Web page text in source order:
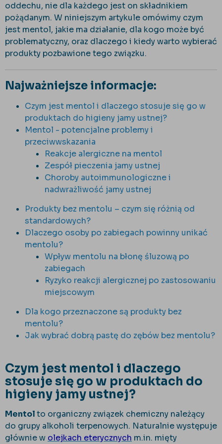
oddechu, nie dla każdego jest on składnikiem
pożądanym. W niniejszym artykule omówimy czym
jest mentol, jakie ma działanie, dla kogo może być
problematyczny, oraz dlaczego i kiedy warto wybierać
produkty pozbawione tego związku.
Najważniejsze informacje:
Czym jest mentol i dlaczego stosuje się go w
produktach do higieny jamy ustnej?
Mentol - potencjalne problemy i
przeciwwskazania
Reakcje alergiczne na mentol
Zespół pieczenia jamy ustnej
Choroby autoimmunologiczne i
nadwrażliwość jamy ustnej
Produkty bez mentolu – czym się różnią od
standardowych?
Dlaczego osoby po zabiegach powinny unikać
mentolu?
Wpływ mentolu na błonę śluzową po
zabiegach
Ryzyko reakcji alergicznej po zastosowaniu
miejscowym
Dla kogo przeznaczone są produkty bez
mentolu?
Jak wybrać dobrą pastę do zębów bez mentolu?
Czym jest mentol i dlaczego
stosuje się go w produktach do
higieny jamy ustnej?
Mentolto organiczny związek chemiczny należący
do grupy alkoholi terpenowych. Naturalnie występuje
głównie w olejkach eterycznych m.in. mięty